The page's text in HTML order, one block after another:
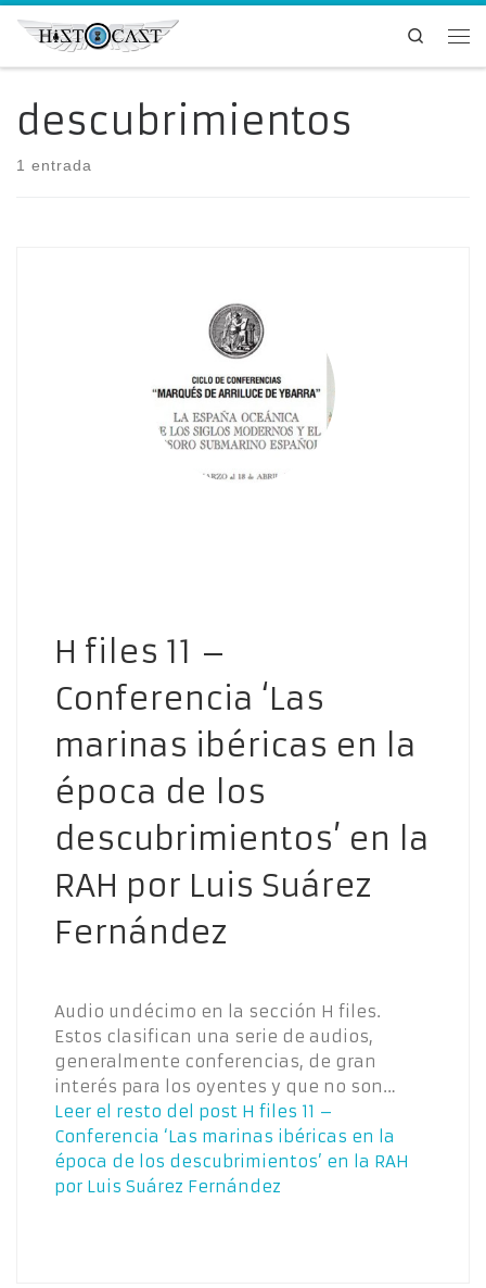
Saltar al contenido
Search
descubrimientos
1 entrada
H files 11 –
Conferencia ‘Las
marinas ibéricas en la
época de los
descubrimientos’ en la
RAH por Luis Suárez
Fernández
Audio undécimo en la sección H files.
Estos clasifican una serie de audios,
generalmente conferencias, de gran
interés para los oyentes y que no son…
Leer el resto del post H files 11 –
Conferencia ‘Las marinas ibéricas en la
época de los descubrimientos’ en la RAH
por Luis Suárez Fernández